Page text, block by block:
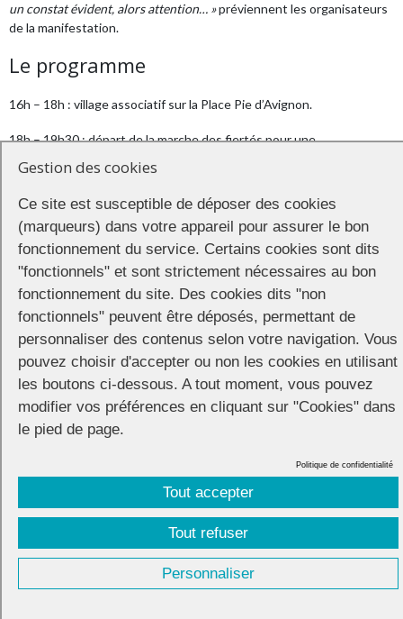
un constat évident, alors attention… »préviennent les organisateurs
de la manifestation.
Le programme
16h – 18h : village associatif sur la Place Pie d’Avignon.
18h – 19h30 : départ de la marche des fiertés pour une
Raspail → rue de la République → place de l’horloge
arrivée place de la mairie.
En soirée
19h30 – 0h, sur la place du palais des Papes concert Pop/Electro
gratuit
Soirées au SextoyClub et à l’Esclave Discothèque
© 2026 |Mentions légales
Réalisation :Unscuzzy| Conception :Visuelab|
Gestion des cookies
Ce site est susceptible de déposer des cookies
(marqueurs) dans votre appareil pour assurer le bon
fonctionnement du service. Certains cookies sont dits
"fonctionnels" et sont strictement nécessaires au bon
fonctionnement du site. Des cookies dits "non
fonctionnels" peuvent être déposés, permettant de
personnaliser des contenus selon votre navigation. Vous
pouvez choisir d'accepter ou non les cookies en utilisant
les boutons ci-dessous. A tout moment, vous pouvez
modifier vos préférences en cliquant sur "Cookies" dans
le pied de page.
Tout accepter
Tout refuser
Personnaliser
Politique de confidentialité